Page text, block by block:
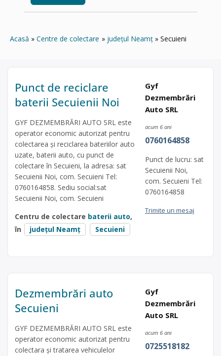
Acasă Centre de colectare județul Neamț Secuieni
Punct de reciclare
baterii Secuienii Noi
GYF DEZMEMBRĂRI AUTO SRL este
operator economic autorizat pentru
colectarea și reciclarea bateriilor auto
uzate, baterii auto, cu punct de
colectare în Secuieni, la adresa: sat
Secuienii Noi, com. Secuieni Tel:
0760164858. Sediu social:sat
Secuienii Noi, com. Secuieni
Centru de colectare baterii auto,
în
județul Neamț Secuieni
Gyf
Dezmembrări
Auto SRL
acum 6 ani
0760164858
Punct de lucru: sat
Secuienii Noi,
com. Secuieni Tel:
0760164858
Trimite un mesaj
Dezmembrări auto
Secuieni
GYF DEZMEMBRĂRI AUTO SRL este
operator economic autorizat pentru
colectara și tratarea vehiculelor
Gyf
Dezmembrări
Auto SRL
acum 6 ani
0725518182